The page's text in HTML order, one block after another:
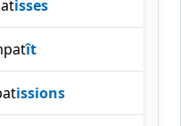
isses
ît
issions